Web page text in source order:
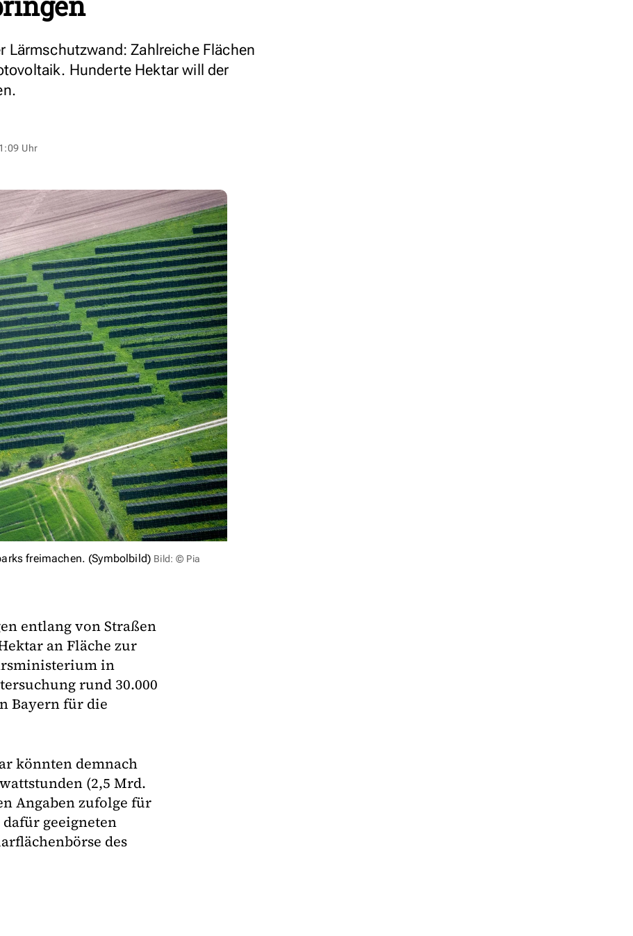
Lärmschutzwand: Zahlreiche Flächen
Hunderte Hektar will der
Uhr
freimachen. (Symbolbild) Bild: © Pia
entlang von Straßen
an Fläche zur
in
rund 30.000
Bayern für die
könnten demnach
(2,5 Mrd.
Angaben zufolge für
geeigneten
des